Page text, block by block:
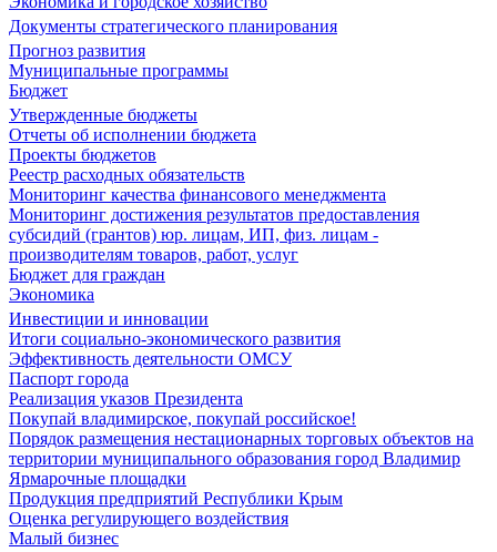
Документы стратегического планирования
Прогноз развития
Муниципальные программы
Бюджет
Утвержденные бюджеты
Отчеты об исполнении бюджета
Проекты бюджетов
Реестр расходных обязательств
Мониторинг качества финансового менеджмента
Мониторинг достижения результатов предоставления
субсидий (грантов) юр. лицам, ИП, физ. лицам -
производителям товаров, работ, услуг
Бюджет для граждан
Экономика
Инвестиции и инновации
Итоги социально-экономического развития
Эффективность деятельности ОМСУ
Паспорт города
Реализация указов Президента
Покупай владимирское, покупай российское!
Порядок размещения нестационарных торговых объектов на
территории муниципального образования город Владимир
Ярмарочные площадки
Продукция предприятий Республики Крым
Оценка регулирующего воздействия
Малый бизнес